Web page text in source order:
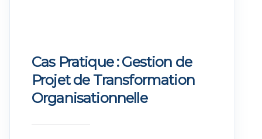
Cas Pratique : Gestion de
Projet de Transformation
Organisationnelle